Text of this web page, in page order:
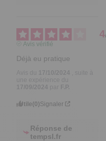
4
Avis vérifié
Déjà eu pratique
17/09/2024
Utile(0)Signaler
Réponse de
tempsl.fr